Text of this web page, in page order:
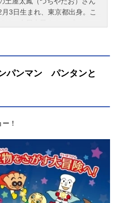
月3日生まれ、東京都出身。こ
パンマン パンタンと
！